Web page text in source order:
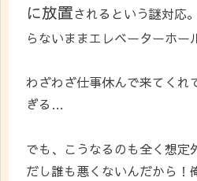
に放置されるという謎対応
らないままエレベーターホー
わざわざ仕事休んで来てく
ぎる…
でも、こうなるのも全く想定
だし誰も悪くないんだから！